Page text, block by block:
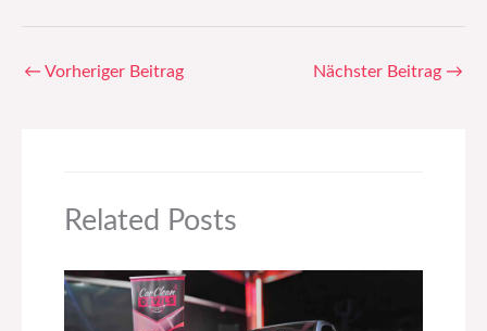
← Vorheriger Beitrag Nächster Beitrag →
Related Posts